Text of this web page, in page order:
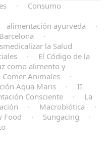
·
Consumo
alimentación ayurveda
·
Barcelona
·
la Salud
·
El Código de la
como alimento y
Comer Animales
·
Aqua Maris ·
II
Consciente
·
La
· Macrobiótica
·
Food · Sungacing
·